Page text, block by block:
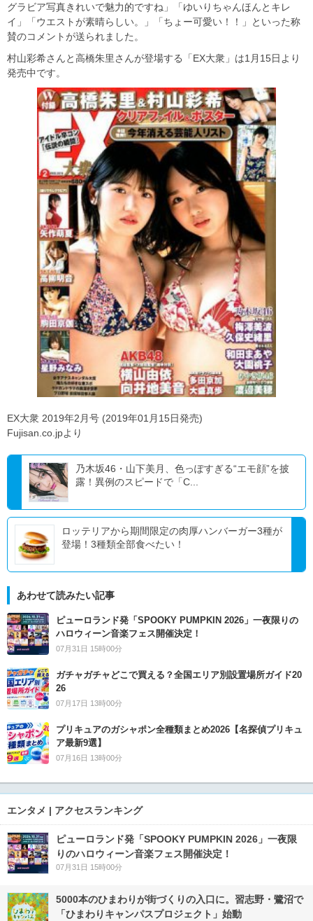
グラビア写真きれいで魅力的ですね」「ゆいりちゃんほんとキレ
イ」「ウエストが素晴らしい。」「ちょー可愛い！！」といった称
賛のコメントが送られました。
村山彩希さんと高橋朱里さんが登場する「EX大衆」は1月15日より
発売中です。
EX大衆 2019年2月号 (2019年01月15日発売)
Fujisan.co.jpより
乃木坂46・山下美月、色っぽすぎる“エモ顔”を披
露！異例のスピードで「C...
ロッテリアから期間限定の肉厚ハンバーガー3種が
登場！3種類全部食べたい！
あわせて読みたい記事
ピューロランド発「SPOOKY PUMPKIN 2026」一夜限りの
ハロウィーン音楽フェス開催決定！
07月31日 15時00分
ガチャガチャどこで買える？全国エリア別設置場所ガイド20
26
07月17日 13時00分
プリキュアのガシャポン全種類まとめ2026【名探偵プリキュ
ア最新9選】
07月16日 13時00分
エンタメ | アクセスランキング
ピューロランド発「SPOOKY PUMPKIN 2026」一夜限
りのハロウィーン音楽フェス開催決定！
07月31日 15時00分
5000本のひまわりが街づくりの入口に。習志野・鷺沼で
「ひまわりキャンパスプロジェクト」始動